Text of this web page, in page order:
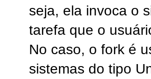
seja, ela invoca o
tarefa que o
No caso, o fork é
sistemas do tipo